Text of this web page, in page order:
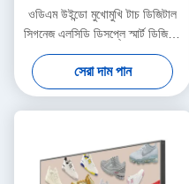
ওডিএম উইন্ডো মুখোমুখি টাচ ডিজিটাল
সিগনেজ এলসিডি ডিসপ্লে স্মার্ট ডিজিটাল
সিগনেজ 2000nits
সেরা দাম পান